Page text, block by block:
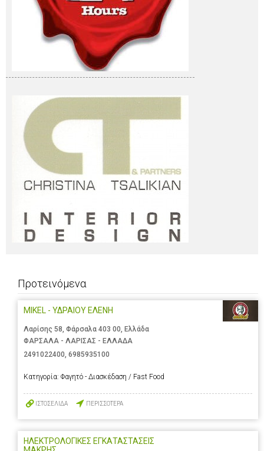
Προτεινόμενα
MIKEL - ΥΔΡΑΙΟΥ ΕΛΕΝΗ
Λαρίσης 58, Φάρσαλα 403 00, Ελλάδα
ΦΑΡΣΑΛΑ - ΛΑΡΙΣΑΣ - ΕΛΛΑΔΑ
2491022400 6985935100
Κατηγορία: Φαγητό - Διασκέδαση / Fast Food
ΙΣΤΟΣΕΛΙΔΑ ΠΕΡΙΣΣΟΤΕΡΑ
ΗΛΕΚΤΡΟΛΟΓΙΚΕΣ ΕΓΚΑΤΑΣΤΑΣΕΙΣ